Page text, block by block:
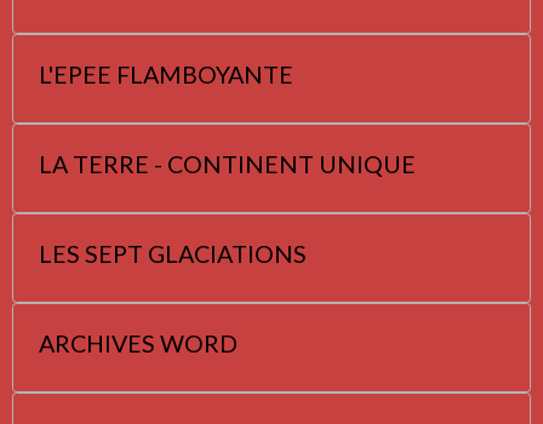
L'EPEE FLAMBOYANTE
LA TERRE - CONTINENT UNIQUE
LES SEPT GLACIATIONS
ARCHIVES WORD